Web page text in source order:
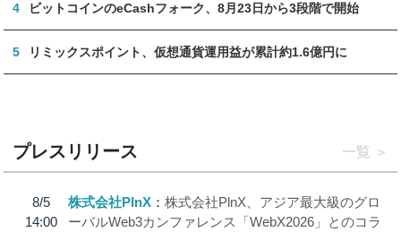
4 ビットコインのeCashフォーク、8月23日から3段階で開始
5 リミックスポイント、仮想通貨運用益が累計約1.6億円に
プレスリリース 一覧
8/5
14:00
株式会社PlnX
株式会社PlnX、アジア最大級のグロ
ーバルWeb3カンファレンス「WebX2026」とのコラ